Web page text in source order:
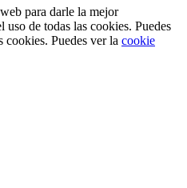
para darle la mejor
uso de todas las cookies. Puedes
cookies. Puedes ver la cookie